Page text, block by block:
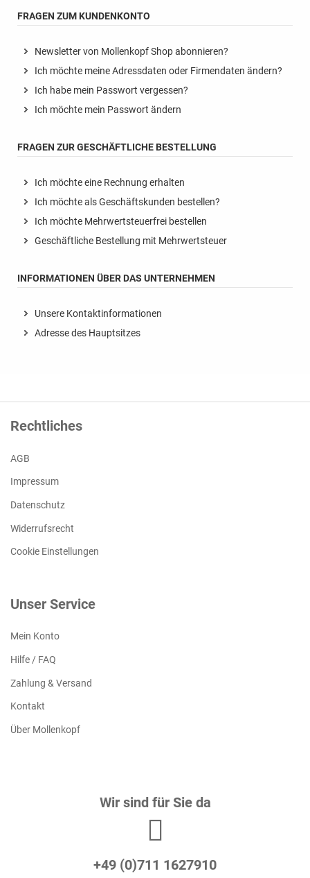
FRAGEN ZUM KUNDENKONTO
Newsletter von Mollenkopf Shop abonnieren?
Ich möchte meine Adressdaten oder Firmendaten ändern?
Ich habe mein Passwort vergessen?
Ich möchte mein Passwort ändern
FRAGEN ZUR GESCHÄFTLICHE BESTELLUNG
Ich möchte eine Rechnung erhalten
Ich möchte als Geschäftskunden bestellen?
Ich möchte Mehrwertsteuerfrei bestellen
Geschäftliche Bestellung mit Mehrwertsteuer
INFORMATIONEN ÜBER DAS UNTERNEHMEN
Unsere Kontaktinformationen
Adresse des Hauptsitzes
Rechtliches
AGB
Impressum
Datenschutz
Widerrufsrecht
Cookie Einstellungen
Unser Service
Mein Konto
Hilfe / FAQ
Zahlung & Versand
Kontakt
Über Mollenkopf
Wir sind für Sie da
+49 (0)711 1627910